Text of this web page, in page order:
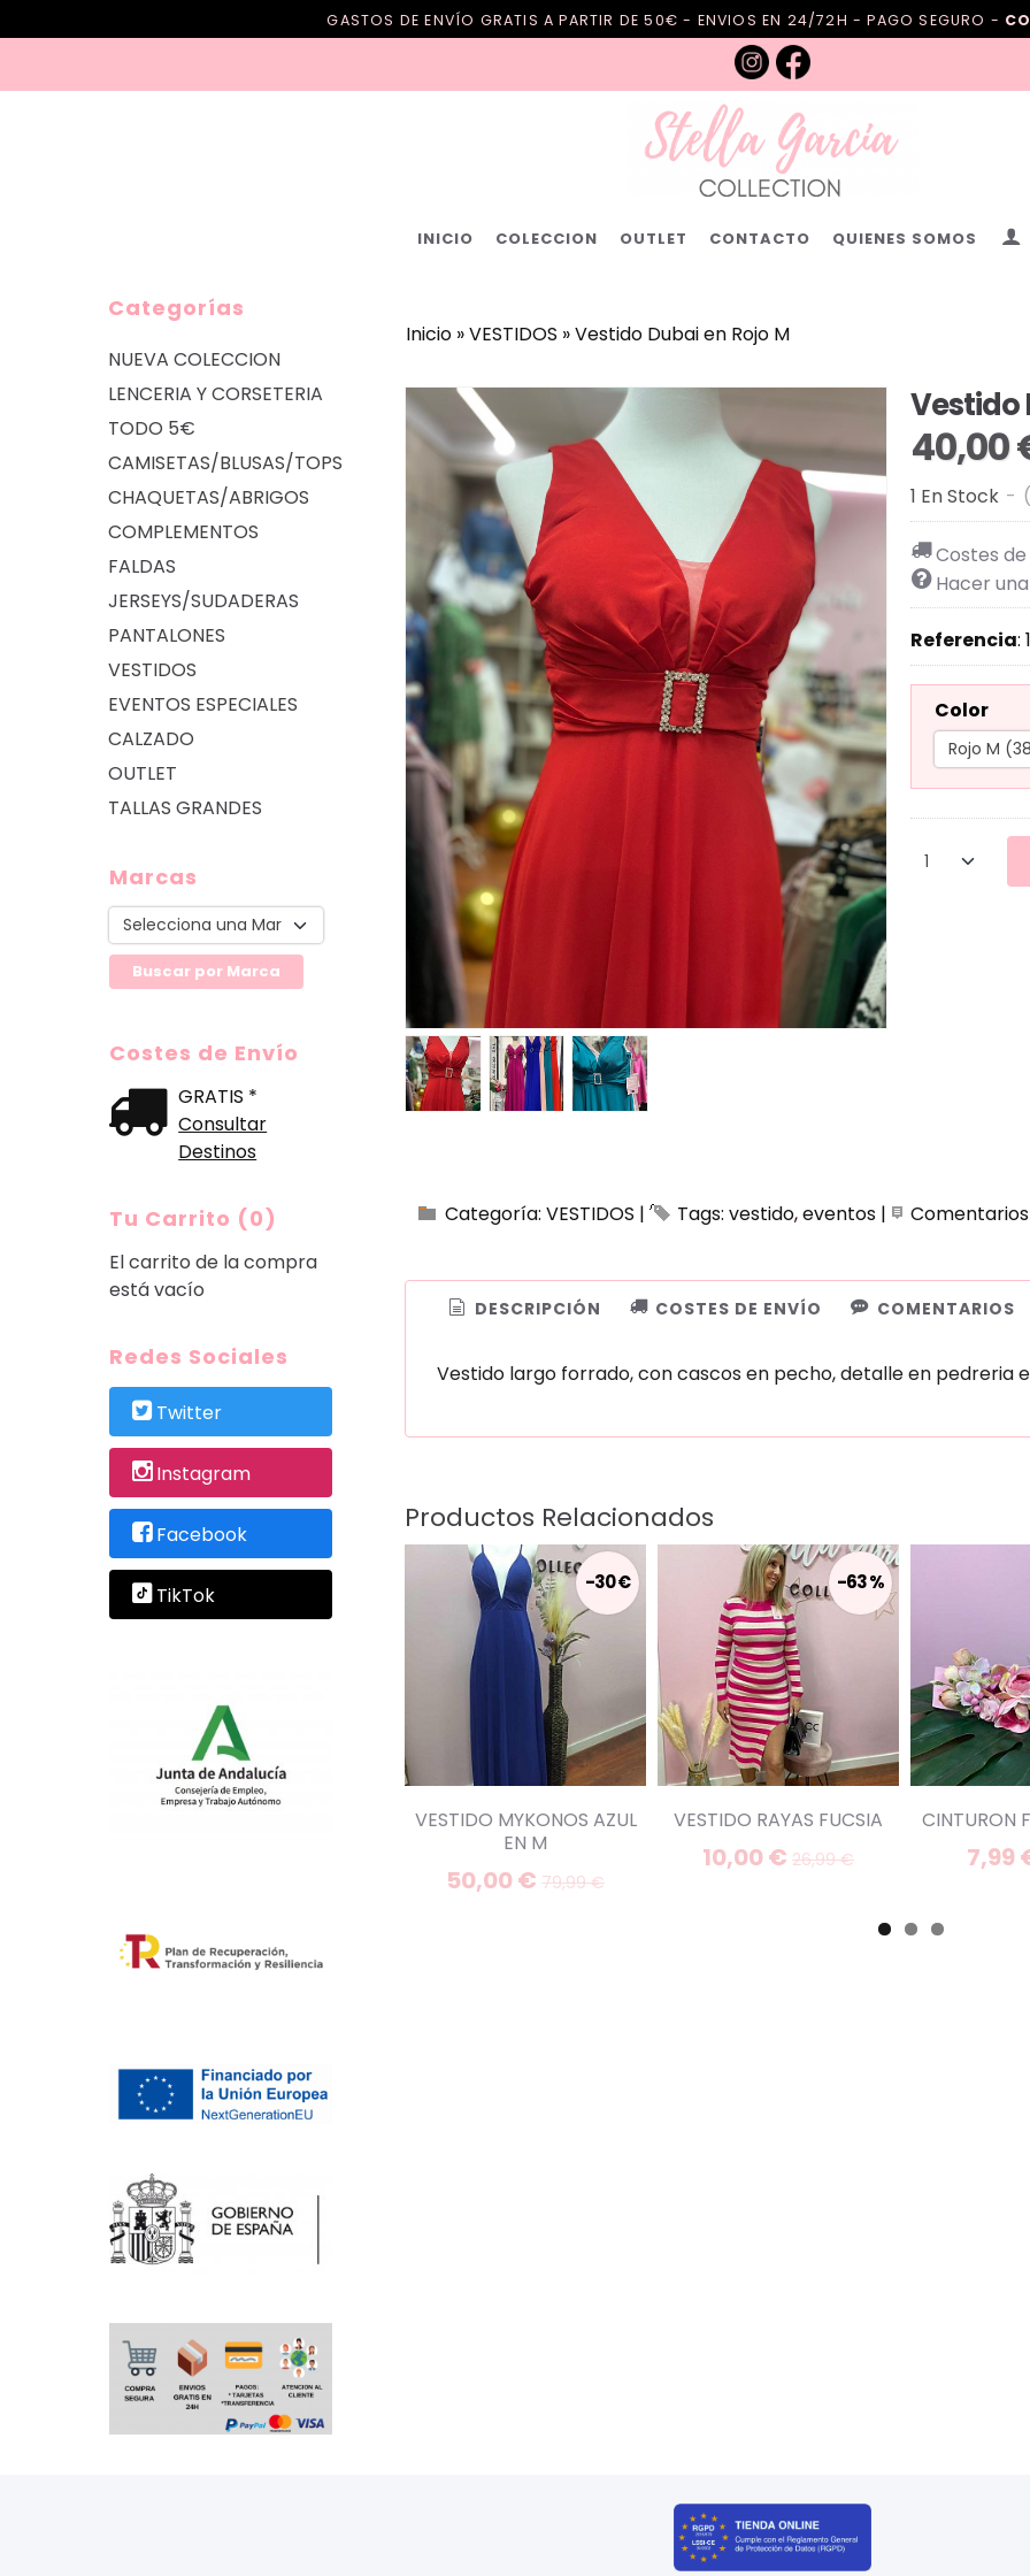
GASTOS DE ENVÍO GRATIS A PARTIR DE 50€ - ENVIOS EN 24/72H - PAGO SEGURO -
INICIO COLECCION OUTLET CONTACTO QUIENES SOMOS
Categorías
NUEVA COLECCION
LENCERIA Y CORSETERIA
TODO 5€
CAMISETAS/BLUSAS/TOPS
CHAQUETAS/ABRIGOS
COMPLEMENTOS
FALDAS
JERSEYS/SUDADERAS
PANTALONES
VESTIDOS
EVENTOS ESPECIALES
CALZADO
OUTLET
TALLAS GRANDES
Marcas
Costes de Envío
GRATIS *
Consultar
Destinos
Tu Carrito (0)
El carrito de la compra
está vacío
Redes Sociales
Twitter
Instagram
Facebook
TikTok
Inicio »VESTIDOS »Vestido Dubai en Rojo M
Vestido
40,00
1 En Stock -
Costes
Hacer
Referencia:
Color
Categoría: VESTIDOS | Tags: vestido eventos | Comentarios
DESCRIPCIÓN COSTES DE ENVÍO COMENTARIOS
Vestido largo forrado, con cascos en pecho, detalle en pedreria
Productos Relacionados
-30 €
VESTIDO MYKONOS AZUL
EN M
50,00 € 79,99 €
-63 %
VESTIDO RAYAS FUCSIA
10,00 € 26,99 €
CINTURON
7,99